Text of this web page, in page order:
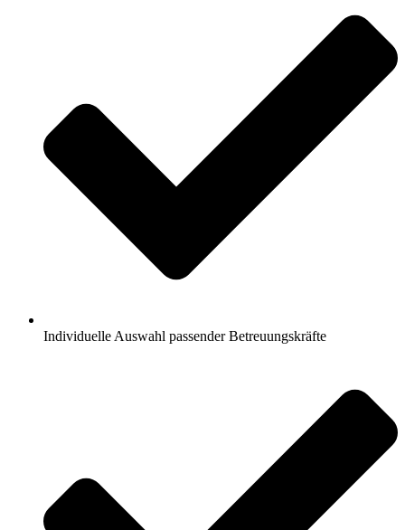
Individuelle Auswahl passender Betreuungskräfte